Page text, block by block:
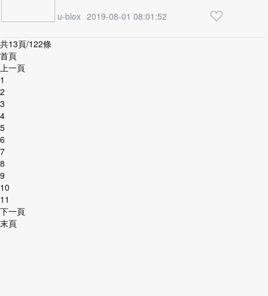
u-blox 2019-08-01 08:01:52
共13頁/122條
首頁
上一頁
1
2
3
4
5
6
7
8
9
10
11
下一頁
末頁